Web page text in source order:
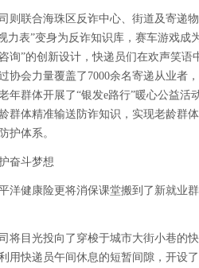
则联合海珠区反诈中心、街道及寄递
力表”变身为反诈知识库，赛车游戏成
询”的创新设计，快递员们在欢声笑语
协会力量覆盖了7000余名寄递从业者
年群体开展了“银发e路行”暖心公益活
群体精准输送防诈知识，实现老龄群
护体系。
奋斗梦想
洋健康险更将消保课堂搬到了新就业
将目光投向了穿梭于城市大街小巷的
用快递员午间休息的短暂间隙，开设